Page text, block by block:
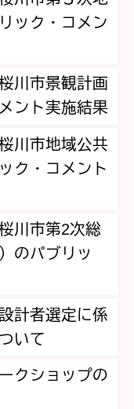
ック・コメン
川市景観計画
ント実施結果
川市地域公共
ク・コメント
川市第2次総
のパブリッ
計者選定に係
いて
クショップの